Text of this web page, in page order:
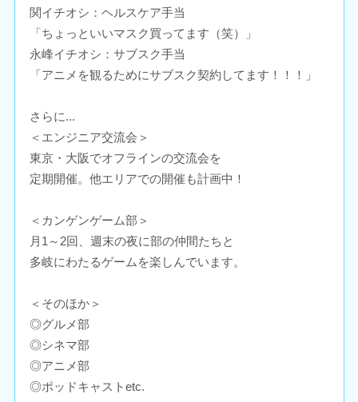
関イチオシ：ヘルスケア手当
「ちょっといいマスク買ってます（笑）」
永峰イチオシ：サブスク手当
「アニメを観るためにサブスク契約してます！！！」
さらに...
＜エンジニア交流会＞
東京・大阪でオフラインの交流会を
定期開催。他エリアでの開催も計画中！
＜カンゲンゲーム部＞
月1～2回、週末の夜に部の仲間たちと
多岐にわたるゲームを楽しんでいます。
＜そのほか＞
◎グルメ部
◎シネマ部
◎アニメ部
◎ポッドキャストetc.